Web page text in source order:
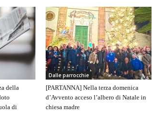
della
di
Dalle parrocchie
[PARTANNA] Nella terza domenica
d’Avvento acceso l’albero di Natale in
chiesa madre